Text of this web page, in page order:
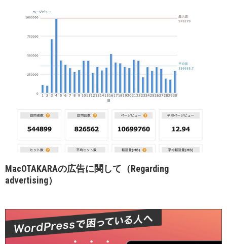
MacOTAKARAの広告に関して（Regarding
advertising）